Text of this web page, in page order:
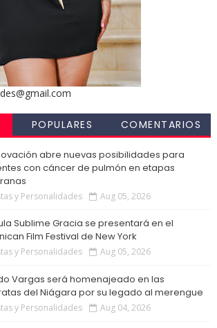
POPULARES COMENTARIOS
abre nuevas posibilidades para
con cáncer de pulmón en etapas
y Personalidades Aug 05, 2026
Sublime Gracia se presentará en el
Film Festival de New York
y Personalidades Aug 05, 2026
Vargas será homenajeado en las
del Niágara por su legado al merengue
y Personalidades Aug 04, 2026